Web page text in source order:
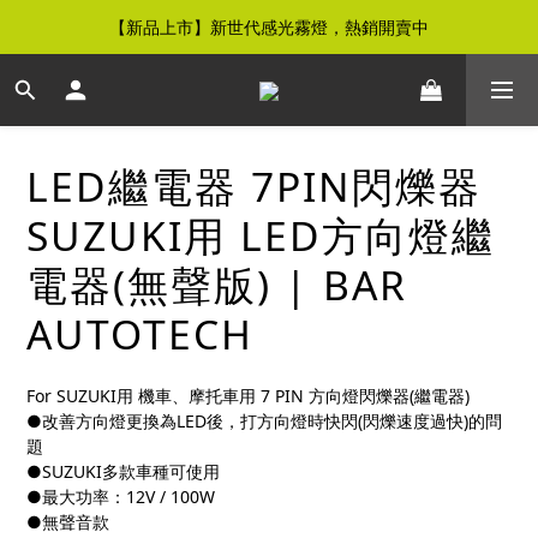
【免運優惠】全館滿$500元即享免運優惠
【新品上市】新世代感光霧燈，熱銷開賣中
【免運優惠】全館滿$500元即享免運優惠
LED繼電器 7PIN閃爍器
SUZUKI用 LED方向燈繼
電器(無聲版) | BAR
AUTOTECH
For SUZUKI用 機車、摩托車用 7 PIN 方向燈閃爍器(繼電器)
●改善方向燈更換為LED後，打方向燈時快閃(閃爍速度過快)的問
題
●SUZUKI多款車種可使用
●最大功率：12V / 100W
●無聲音款